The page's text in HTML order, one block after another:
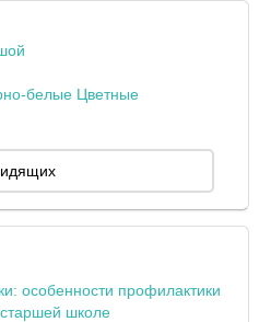
белые Цветные
особенности профилактики
школе